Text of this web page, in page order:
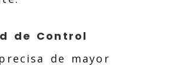
de Control
de mayor